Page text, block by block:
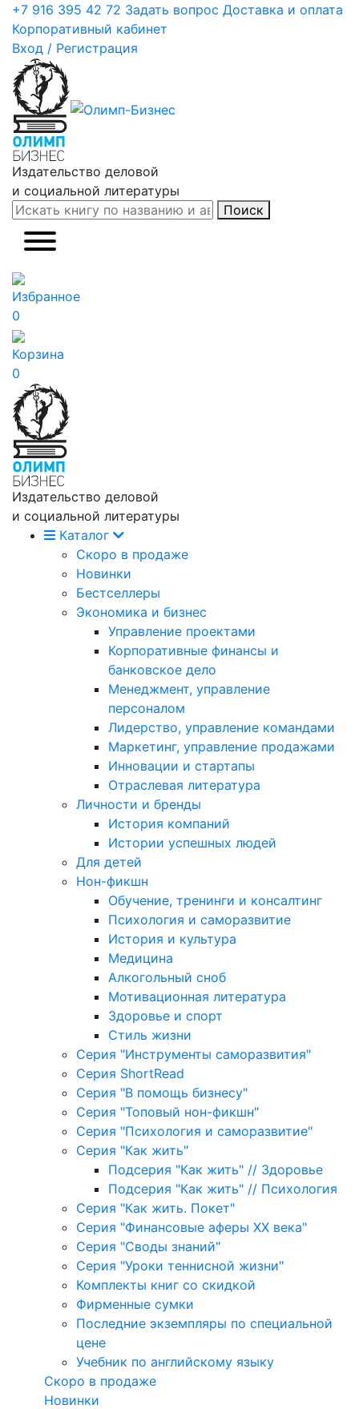
+7 916 395 42 72 Задать вопрос Доставка и оплата
Корпоративный кабинет
Вход / Регистрация
Издательство деловой
и социальной литературы
Поиск
Избранное
0
Корзина
0
Издательство деловой
и социальной литературы
Каталог
Скоро в продаже
Новинки
Бестселлеры
Экономика и бизнес
Управление проектами
Корпоративные финансы и
банковское дело
Менеджмент, управление
персоналом
Лидерство, управление командами
Маркетинг, управление продажами
Инновации и стартапы
Отраслевая литература
Личности и бренды
История компаний
Истории успешных людей
Для детей
Нон-фикшн
Обучение, тренинги и консалтинг
Психология и саморазвитие
История и культура
Медицина
Алкогольный сноб
Мотивационная литература
Здоровье и спорт
Стиль жизни
Серия "Инструменты саморазвития"
Серия ShortRead
Серия "В помощь бизнесу"
Серия "Топовый нон-фикшн"
Серия "Психология и саморазвитие"
Серия "Как жить"
Подсерия "Как жить" // Здоровье
Подсерия "Как жить" // Психология
Серия "Как жить. Покет"
Серия "Финансовые аферы XX века"
Серия "Своды знаний"
Серия "Уроки теннисной жизни"
Комплекты книг со скидкой
Фирменные сумки
Последние экземпляры по специальной
цене
Учебник по английскому языку
Скоро в продаже
Новинки